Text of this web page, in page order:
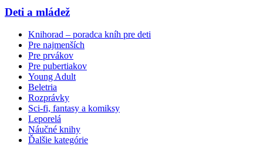
Deti a mládež
Knihorad – poradca kníh pre deti
Pre najmenších
Pre prvákov
Pre pubertiakov
Young Adult
Beletria
Rozprávky
Sci-fi, fantasy a komiksy
Leporelá
Náučné knihy
Ďalšie kategórie